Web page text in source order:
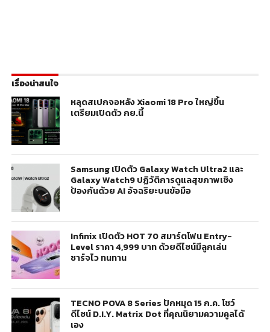
เรื่องน่าสนใจ
หลุดสเปกจอหลัง Xiaomi 18 Pro ใหญ่ขึ้น
เตรียมเปิดตัว กย.นี้
Samsung เปิดตัว Galaxy Watch Ultra2 และ
Galaxy Watch9 ปฏิวัติการดูแลสุขภาพเชิง
ป้องกันด้วย AI อัจฉริยะบนข้อมือ
Infinix เปิดตัว HOT 70 สมาร์ตโฟน Entry-
Level ราคา 4,999 บาท ด้วยดีไซน์มีลูกเล่น
ชาร์จไว ทนทาน
TECNO POVA 8 Series ปักหมุด 15 ก.ค. โชว์
ดีไซน์ D.I.Y. Matrix Dot ที่คุณนิยามความคูลได้
เอง